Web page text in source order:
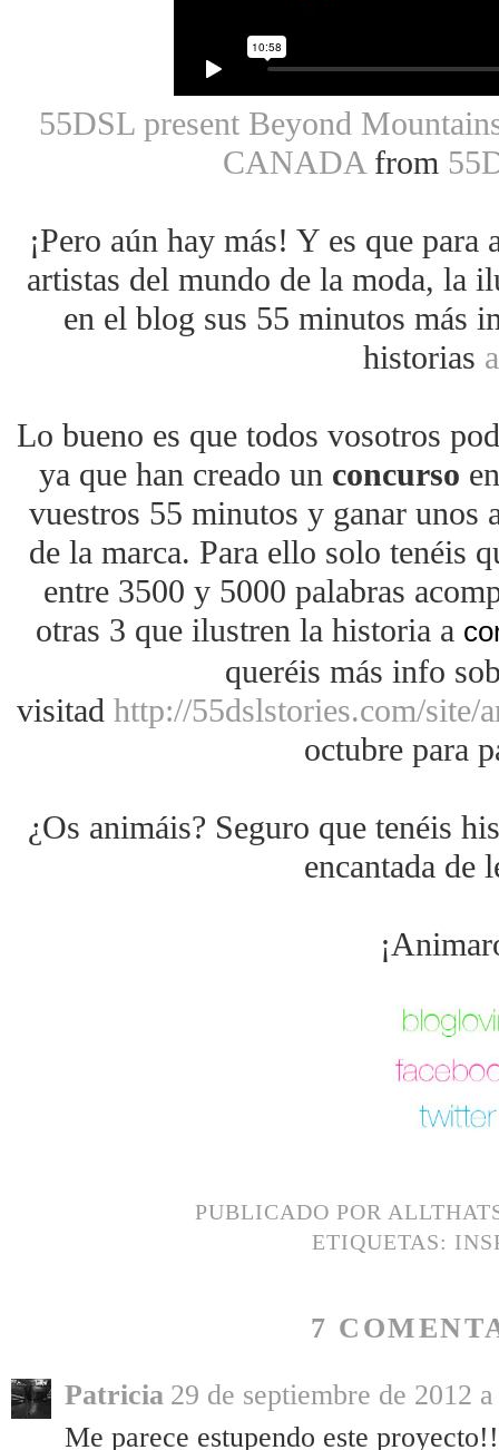
55DSL present Beyond
CANADA from
¡Pero aún hay más! Y es que para
artistas del mundo de la moda, la
en el blog sus 55 minutos más
historias
Lo bueno es que todos vosotros
ya que han creado un concurso
vuestros 55 minutos y ganar
de la marca. Para ello solo tenéis
entre 3500 y 5000 palabras
otras 3 que ilustren la historia a
queréis más info
visitad http://55dslstories.com/site/
octubre para
¿Os animáis? Seguro que tenéis
encantada de
PUBLICADO POR
ETIQUETAS:
7
Patricia 29 de septiembre de 2012
Me parece estupendo este proyecto!!